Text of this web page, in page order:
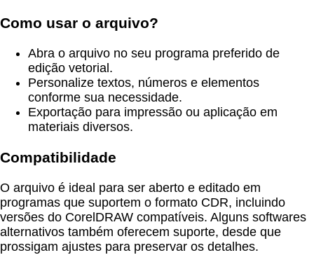
Como usar o arquivo?
Abra o arquivo no seu programa preferido de
edição vetorial.
Personalize textos, números e elementos
conforme sua necessidade.
Exportação para impressão ou aplicação em
materiais diversos.
Compatibilidade
O arquivo é ideal para ser aberto e editado em
programas que suportem o formato CDR, incluindo
versões do CorelDRAW compatíveis. Alguns softwares
alternativos também oferecem suporte, desde que
prossigam ajustes para preservar os detalhes.